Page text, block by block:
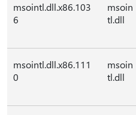
msointl.dll.x86.103
6
msoin
tl.dll
msointl.dll.x86.111
0
msoin
tl.dll